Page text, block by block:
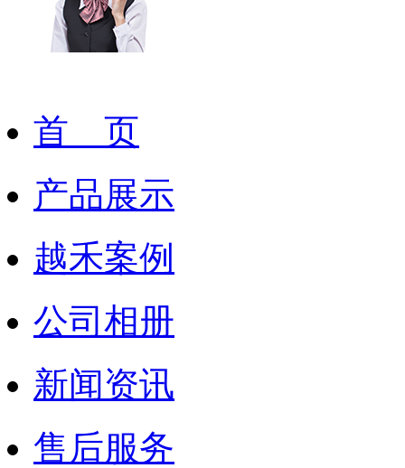
首 页
产品展示
越禾案例
公司相册
新闻资讯
售后服务